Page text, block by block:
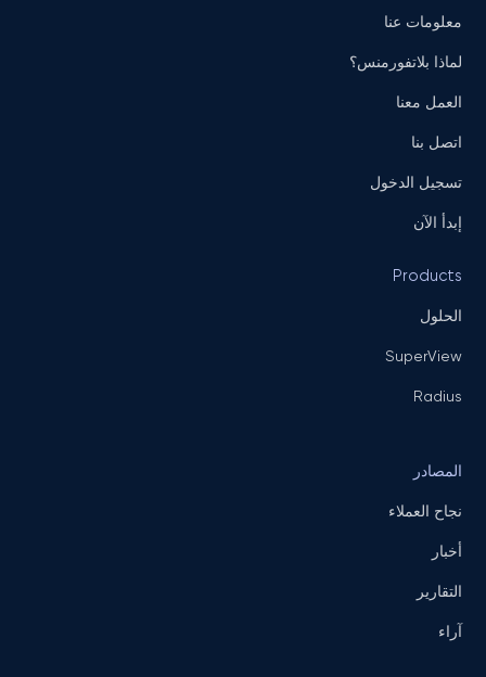
معلومات عنا
لماذا بلاتفورمنس؟
العمل معنا
اتصل بنا
تسجيل الدخول
إبدأ الآن
Products
الحلول
SuperView
Radius
المصادر
نجاح العملاء
أخبار
التقارير
آراء